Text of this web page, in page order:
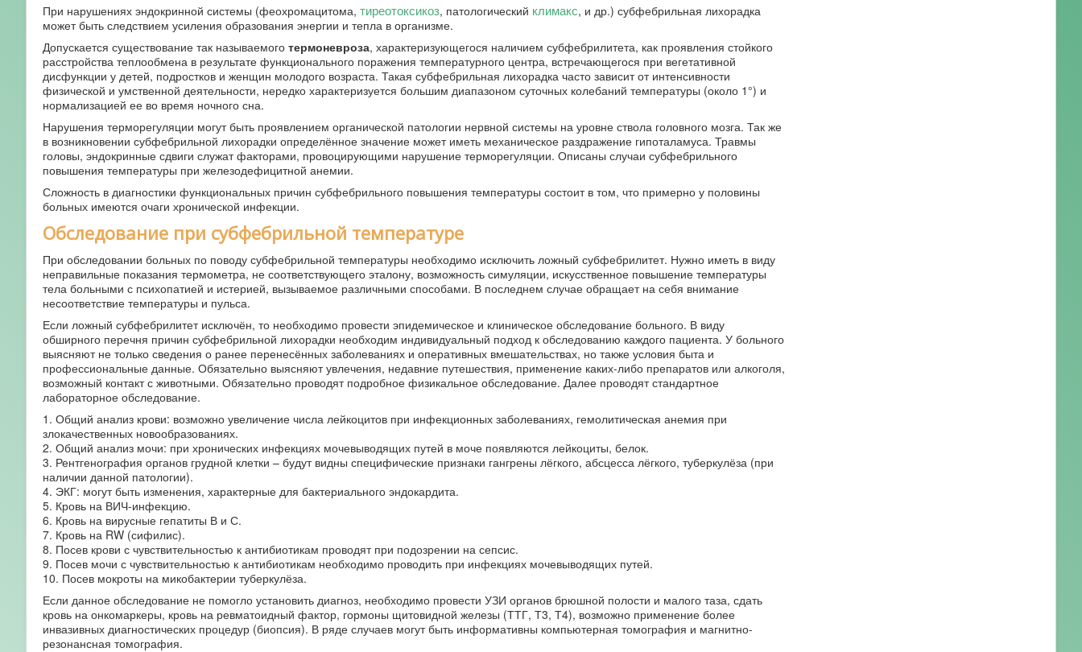
При нарушениях эндокринной системы (феохромацитома, тиреотоксикоз, патологический климакс, и др.) субфебрильная лихорадка
может быть следствием усиления образования энергии и тепла в организме.
Допускается существование так называемого термоневроза, характеризующегося наличием субфебрилитета, как проявления стойкого
расстройства теплообмена в результате функционального поражения температурного центра, встречающегося при вегетативной
дисфункции у детей, подростков и женщин молодого возраста. Такая субфебрильная лихорадка часто зависит от интенсивности
физической и умственной деятельности, нередко характеризуется большим диапазоном суточных колебаний температуры (около 1°) и
нормализацией ее во время ночного сна.
Нарушения терморегуляции могут быть проявлением органической патологии нервной системы на уровне ствола головного мозга. Так же
в возникновении субфебрильной лихорадки определённое значение может иметь механическое раздражение гипоталамуса. Травмы
головы, эндокринные сдвиги служат факторами, провоцирующими нарушение терморегуляции. Описаны случаи субфебрильного
повышения температуры при железодефицитной анемии.
Сложность в диагностики функциональных причин субфебрильного повышения температуры состоит в том, что примерно у половины
больных имеются очаги хронической инфекции.
Обследование при субфебрильной температуре
При обследовании больных по поводу субфебрильной температуры необходимо исключить ложный субфебрилитет. Нужно иметь в виду
неправильные показания термометра, не соответствующего эталону, возможность симуляции, искусственное повышение температуры
тела больными с психопатией и истерией, вызываемое различными способами. В последнем случае обращает на себя внимание
несоответствие температуры и пульса.
Если ложный субфебрилитет исключён, то необходимо провести эпидемическое и клиническое обследование больного. В виду
обширного перечня причин субфебрильной лихорадки необходим индивидуальный подход к обследованию каждого пациента. У больного
выясняют не только сведения о ранее перенесённых заболеваниях и оперативных вмешательствах, но также условия быта и
профессиональные данные. Обязательно выясняют увлечения, недавние путешествия, применение каких-либо препаратов или алкоголя,
возможный контакт с животными. Обязательно проводят подробное физикальное обследование. Далее проводят стандартное
лабораторное обследование.
1. Общий анализ крови: возможно увеличение числа лейкоцитов при инфекционных заболеваниях, гемолитическая анемия при
злокачественных новообразованиях.
2. Общий анализ мочи: при хронических инфекциях мочевыводящих путей в моче появляются лейкоциты, белок.
3. Рентгенография органов грудной клетки – будут видны специфические признаки гангрены лёгкого, абсцесса лёгкого, туберкулёза (при
наличии данной патологии).
4. ЭКГ: могут быть изменения, характерные для бактериального эндокардита.
5. Кровь на ВИЧ-инфекцию.
6. Кровь на вирусные гепатиты В и С.
7. Кровь на RW (сифилис).
8. Посев крови с чувствительностью к антибиотикам проводят при подозрении на сепсис.
9. Посев мочи с чувствительностью к антибиотикам необходимо проводить при инфекциях мочевыводящих путей.
10. Посев мокроты на микобактерии туберкулёза.
Если данное обследование не помогло установить диагноз, необходимо провести УЗИ органов брюшной полости и малого таза, сдать
кровь на онкомаркеры, кровь на ревматоидный фактор, гормоны щитовидной железы (ТТГ, Т3, Т4), возможно применение более
инвазивных диагностических процедур (биопсия). В ряде случаев могут быть информативны компьютерная томография и магнитно-
резонансная томография.